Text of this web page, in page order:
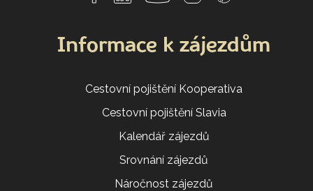
Informace k zájezdům
Cestovní pojištění Kooperativa
Cestovní pojištění Slavia
Kalendář zájezdů
Srovnání zájezdů
Náročnost zájezdů